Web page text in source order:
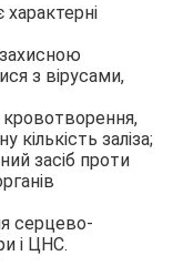
з вірусами,
кількість заліза;
засіб проти
серцево-
і ЦНС.